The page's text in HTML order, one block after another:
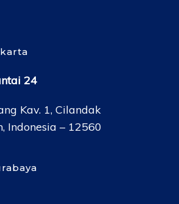
24
Kav. 1, Cilandak
Indonesia – 12560